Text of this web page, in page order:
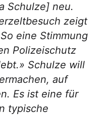
Schulze] neu.
zeigt
eine Stimmung
Polizeischutz
Schulze will
auf
Es ist eine für
typische